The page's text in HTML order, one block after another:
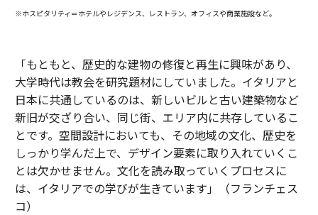
※ホスピタリティ＝ホテルやレジデンス、レストラン、オフィスや商業施設など。
「もともと、歴史的な建物の修復と再生に興味があり、
大学時代は教会を研究題材にしていました。イタリアと
日本に共通しているのは、新しいビルと古い建築物など
新旧が交ざり合い、同じ街、エリア内に共存しているこ
とです。空間設計においても、その地域の文化、歴史を
しっかり学んだ上で、デザイン要素に取り入れていくこ
とは欠かせません。文化を読み取っていくプロセスに
は、イタリアでの学びが生きています」（フランチェス
コ）